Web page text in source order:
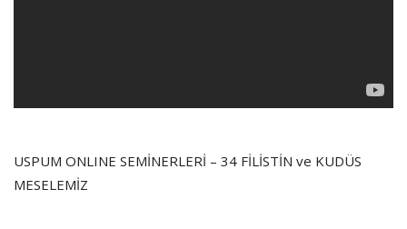
USPUM ONLINE SEMİNERLERİ – 34 FİLİSTİN ve KUDÜS
MESELEMİZ